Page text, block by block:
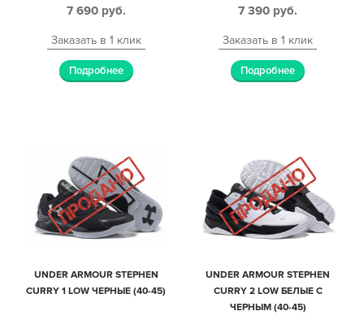
7 690 руб.
Заказать в 1 клик
Подробнее
7 390 руб.
Заказать в 1 клик
Подробнее
UNDER ARMOUR STEPHEN
CURRY 1 LOW ЧЕРНЫЕ (40-45)
UNDER ARMOUR STEPHEN
CURRY 2 LOW БЕЛЫЕ С
ЧЕРНЫМ (40-45)